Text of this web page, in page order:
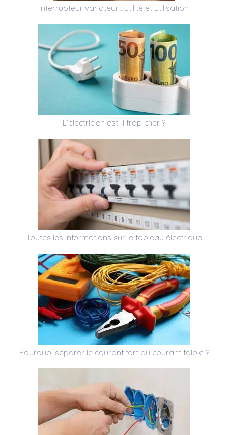
Interrupteur variateur : utilité et utilisation
L’électricien est-il trop cher ?
Toutes les informations sur le tableau électrique
Pourquoi séparer le courant fort du courant faible ?